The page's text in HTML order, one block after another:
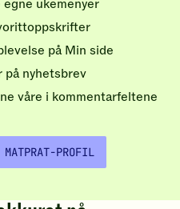
egne ukemenyer
på Min side
på nyhetsbrev
våre i kommentarfeltene
PROFIL